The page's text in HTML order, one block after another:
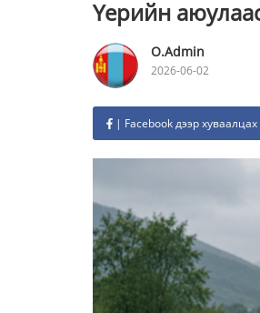
Үерийн
O.Admin
2026-06-02
| Facebook дээр хуваалцах